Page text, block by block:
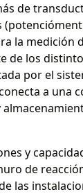
de
la medición
de los
por el
a una
y
de
las